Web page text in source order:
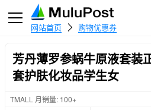
网站首页 购物优惠券
芳丹薄罗参蜗牛原液套装
套护肤化妆品学生女
TMALL 月销量: 100+